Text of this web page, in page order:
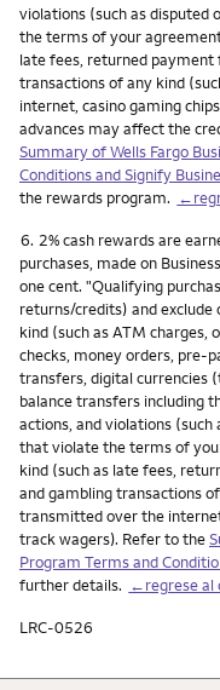
violations (such as disputed
the terms of your
late fees, returned payment
transactions of any kind
internet, casino gaming
advances may affect the
Summary of Wells Fargo
Conditions and Signify
the rewards program.
Nota
6. 2% cash rewards are
purchases, made on
one cent. "Qualifying
returns/credits) and exclude
kind (such as ATM charges,
checks, money orders, pre-
transfers, digital currencies
balance transfers including
actions, and violations (such
that violate the terms of
kind (such as late fees,
and gambling transactions
transmitted over the
track wagers). Refer to the
Program Terms and
further details. ←regrese al
LRC-0526